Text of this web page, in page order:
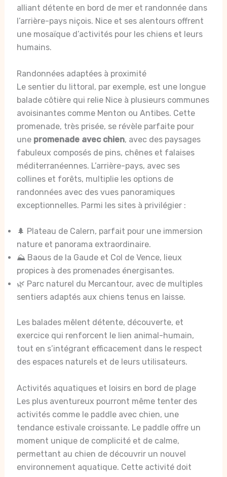
alliant détente en bord de mer et randonnée dans
l’arrière-pays niçois. Nice et ses alentours offrent
une mosaïque d’activités pour les chiens et leurs
humains.
Randonnées adaptées à proximité
Le sentier du littoral, par exemple, est une longue
balade côtière qui relie Nice à plusieurs communes
avoisinantes comme Menton ou Antibes. Cette
promenade, très prisée, se révèle parfaite pour
une promenade avec chien, avec des paysages
fabuleux composés de pins, chênes et falaises
méditerranéennes. L’arrière-pays, avec ses
collines et forêts, multiplie les options de
randonnées avec des vues panoramiques
exceptionnelles. Parmi les sites à privilégier :
🌲 Plateau de Calern, parfait pour une immersion
nature et panorama extraordinaire.
⛰️ Baous de la Gaude et Col de Vence, lieux
propices à des promenades énergisantes.
🌿 Parc naturel du Mercantour, avec de multiples
sentiers adaptés aux chiens tenus en laisse.
Les balades mêlent détente, découverte, et
exercice qui renforcent le lien animal-humain,
tout en s’intégrant efficacement dans le respect
des espaces naturels et de leurs utilisateurs.
Activités aquatiques et loisirs en bord de plage
Les plus aventureux pourront même tenter des
activités comme le paddle avec chien, une
tendance estivale croissante. Le paddle offre un
moment unique de complicité et de calme,
permettant au chien de découvrir un nouvel
environnement aquatique. Cette activité doit